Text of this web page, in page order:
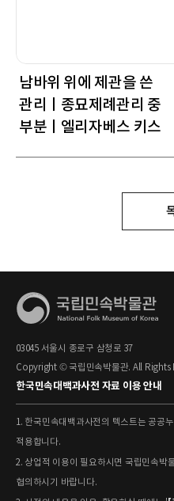
남바위 위에 제관을 쓴
관리ㅣ종묘제례관리 중
부분ㅣ엘리자베스 키스
03045 서울시 종로구 삼청로 37
Copyright © 국립민속박물관. All Rights
한국민속대백과사전 자료 이용 안내
1. 한국민속대백과사전의 텍스트는 공공
적용합니다.
2. 상업적 이용이 필요하시면 국립민속박
협의하시기 바랍니다.